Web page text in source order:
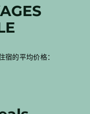
宿的平均价格：